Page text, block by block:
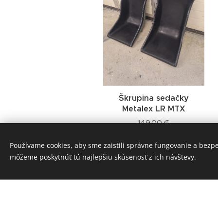
Škrupina sedačky
Metalex LR MTX
149,00€
Používame cookies, aby sme zaistili správne fungovanie a
môžeme poskytnúť tú najlepšiu skúsenosť z ich návštevy.